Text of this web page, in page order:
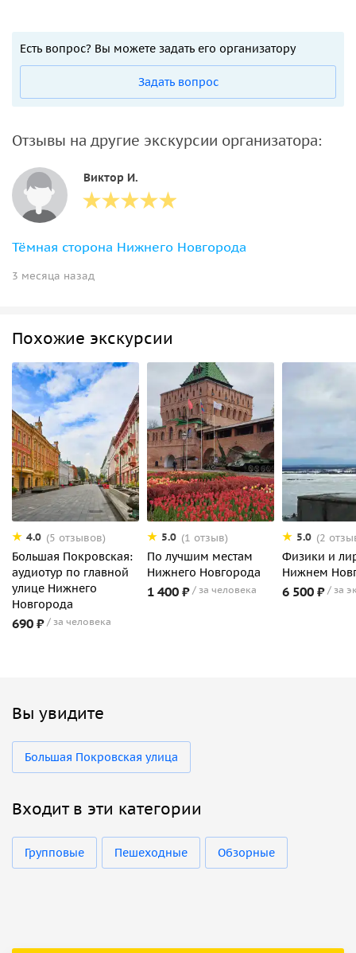
Есть вопрос? Вы можете задать его организатору
Задать вопрос
Отзывы на другие экскурсии организатора:
Виктор И.
Тёмная сторона Нижнего Новгорода
3 месяца назад
Похожие экскурсии
4.0 (5 отзывов)
Большая Покровская:
аудиотур по главной
улице Нижнего
Новгорода
690 ₽ за человека
5.0 (1 отзыв)
По лучшим местам
Нижнего Новгорода
1 400 ₽ за человека
5.0 (2
Физики и
Нижнем
6 500 ₽ за
Вы увидите
Большая Покровская улица
Входит в эти категории
Групповые Пешеходные Обзорные